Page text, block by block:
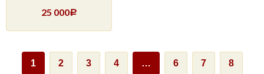
25 000Р
1 2 3 4 … 6 7 8